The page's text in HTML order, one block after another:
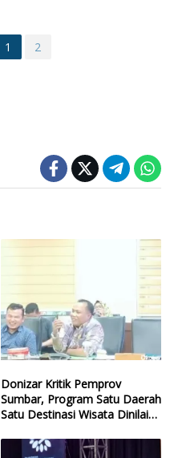
1 2
Donizar Kritik Pemprov
Sumbar, Program Satu Daerah
Satu Destinasi Wisata Dinilai